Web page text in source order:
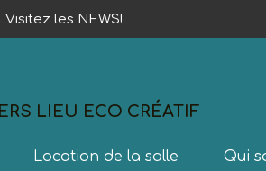
Visitez les NEWS!
LIEU ECO CRÉATIF
Location de la salle Qui